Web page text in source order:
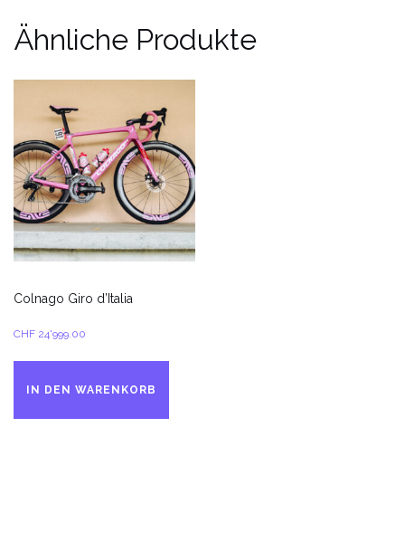
Ähnliche Produkte
Colnago Giro d’Italia
CHF 24'999.00
IN DEN WARENKORB